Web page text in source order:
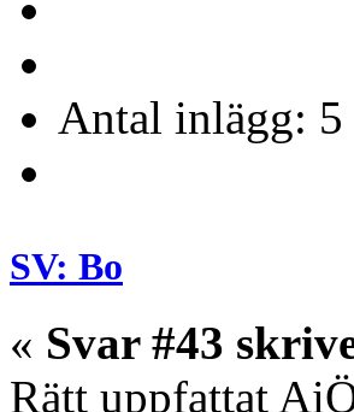
Antal inlägg: 5
SV: Bo
« Svar #43
Rätt uppfattat